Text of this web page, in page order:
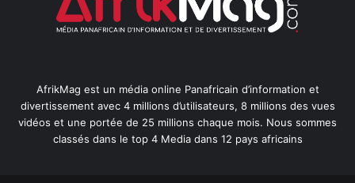
AfrikMag est un média online Panafricain d’information et
divertissement avec 4 millions d’utilisateurs, 8 millions des vues
vidéos et une portée de 25 millions chaque mois. Nous sommes
classés dans le top 4 Media dans 12 pays africains